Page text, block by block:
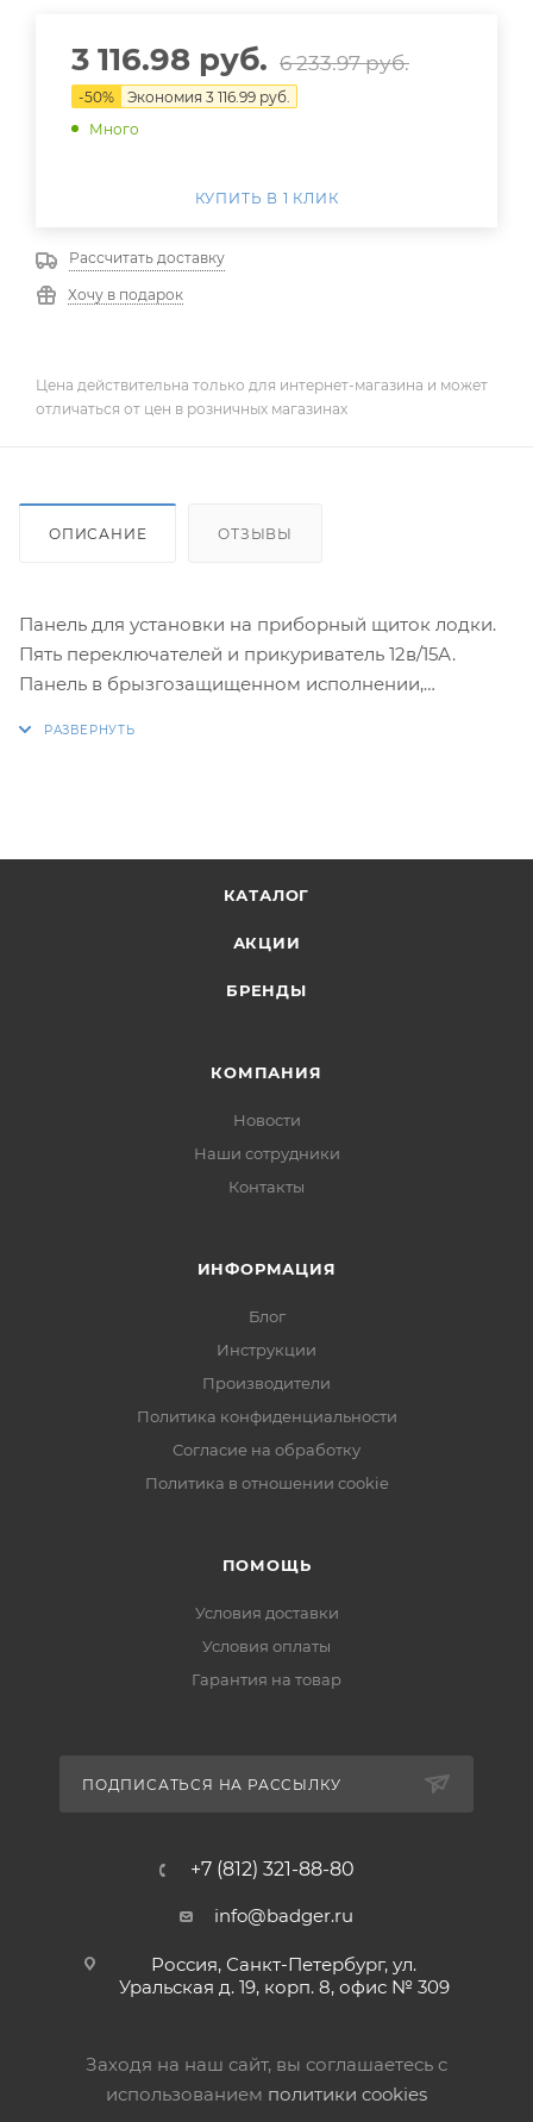
3 116.98 руб. 6 233.97руб.
-50% Экономия 3 116.99 руб.
Много
КУПИТЬ В 1 КЛИК
Рассчитать доставку
Хочу в подарок
Цена действительна только для интернет-магазина и может
отличаться от цен в розничных магазинах
ОПИСАНИЕ ОТЗЫВЫ
Панель для установки на приборный щиток лодки.
Пять переключателей и прикуриватель 12в/15А.
Панель в брызгозащищенном исполнении,
КАТАЛОГ
АКЦИИ
БРЕНДЫ
КОМПАНИЯ
Новости
Наши сотрудники
Контакты
ИНФОРМАЦИЯ
Блог
Инструкции
Производители
Политика конфиденциальности
Согласие на обработку
Политика в отношении cookie
ПОМОЩЬ
Условия доставки
Условия оплаты
Гарантия на товар
ПОДПИСАТЬСЯ НА РАССЫЛКУ
+7 (812) 321-88-80
info@badger.ru
Россия, Санкт-Петербург, ул.
Уральская д. 19, корп. 8, офис № 309
Заходя на наш сайт, вы соглашаетесь с
использованием политики cookies